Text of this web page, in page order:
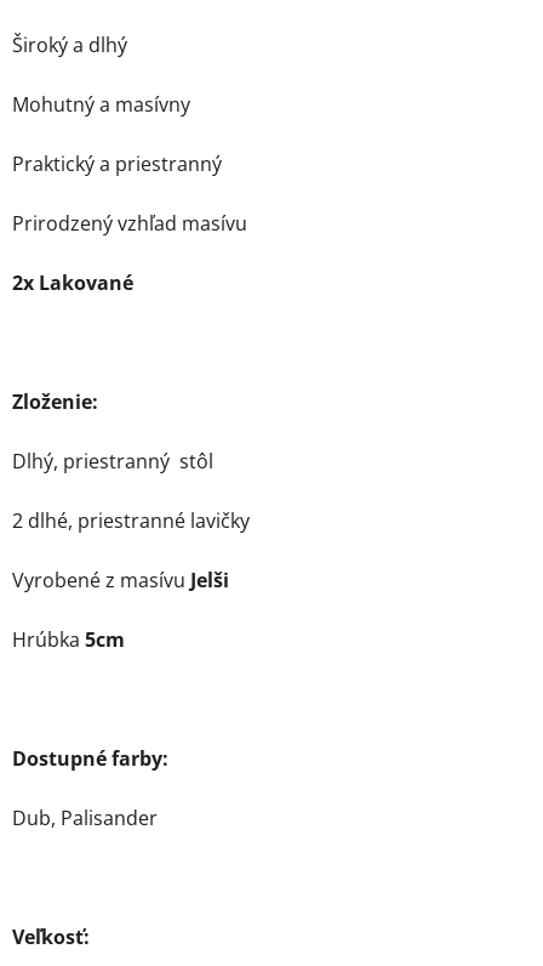
Široký a dlhý
Mohutný a masívny
Praktický a priestranný
Prirodzený vzhľad masívu
2x Lakované
Zloženie:
Dlhý, priestranný stôl
2 dlhé, priestranné lavičky
Vyrobené z masívu Jelši
Hrúbka 5cm
Dostupné farby:
Dub, Palisander
Veľkosť: